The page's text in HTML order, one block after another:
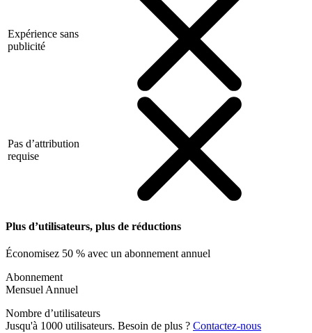
Expérience sans
publicité
Pas d’attribution
requise
Plus d’utilisateurs, plus de réductions
Économisez 50 % avec un abonnement annuel
Abonnement
Mensuel Annuel
Nombre d’utilisateurs
Jusqu'à 1000 utilisateurs. Besoin de plus ? Contactez-nous